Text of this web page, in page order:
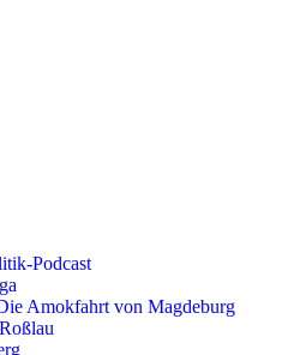
Podcast
Amokfahrt von Magdeburg